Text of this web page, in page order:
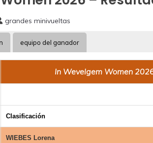
grandes minivueltas
equipo del ganador
In Wevelgem Women
Clasificación
WIEBES Lorena